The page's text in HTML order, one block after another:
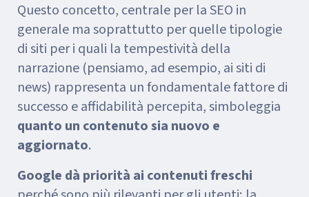
Questo concetto, centrale per la SEO in
generale ma soprattutto per quelle tipologie
di siti per i quali la tempestività della
narrazione (pensiamo, ad esempio, ai siti di
news) rappresenta un fondamentale fattore di
successo e affidabilità percepita, simboleggia
quanto un contenuto sia nuovo e
aggiornato.
Google dà priorità ai contenuti freschi